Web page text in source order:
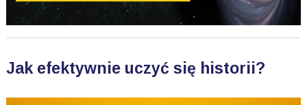
Jak efektywnie uczyć się historii?